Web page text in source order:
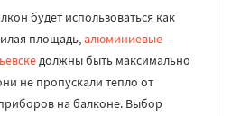
будет использоваться как
площадь,алюминиевые
должны быть максимально
не пропускали тепло от
на балконе. Выбор